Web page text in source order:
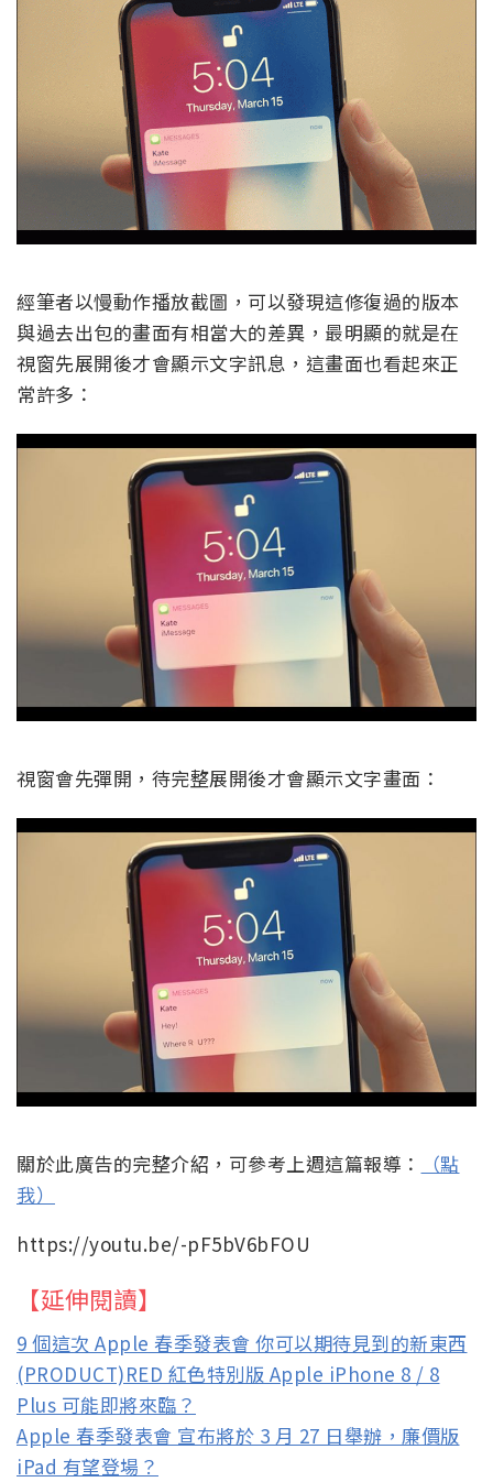
經筆者以慢動作播放截圖，可以發現這修復過的版本
與過去出包的畫面有相當大的差異，最明顯的就是在
視窗先展開後才會顯示文字訊息，這畫面也看起來正
常許多：
視窗會先彈開，待完整展開後才會顯示文字畫面：
關於此廣告的完整介紹，可參考上週這篇報導：
（點
我）
https://youtu.be/-pF5bV6bFOU
【延伸閱讀】
9 個這次 Apple 春季發表會 你可以期待見到的新東西
(PRODUCT)RED 紅色特別版 Apple iPhone 8 / 8
Plus 可能即將來臨？
Apple 春季發表會 宣布將於 3 月 27 日舉辦，廉價版
iPad 有望登場？